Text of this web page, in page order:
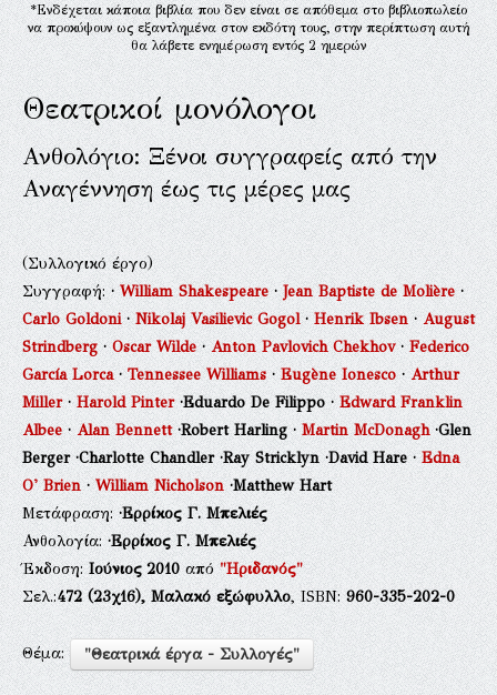
*Ενδέχεται κάποια βιβλία που δεν είναι σε απόθεμα στο βιβλιοπωλείο
να προκύψουν ως εξαντλημένα στον εκδότη τους, στην περίπτωση αυτή
θα λάβετε ενημέρωση εντός 2 ημερών
Θεατρικοί μονόλογοι
Ανθολόγιο: Ξένοι συγγραφείς από την
Αναγέννηση έως τις μέρες μας
(Συλλογικό έργο)
Συγγραφή:·William Shakespeare·Jean Baptiste de Molière·
Carlo Goldoni·Nikolaj Vasilievic Gogol·Henrik Ibsen·August
Strindberg·Oscar Wilde·Anton Pavlovich Chekhov·Federico
García Lorca·Tennessee Williams·Eugène Ionesco·Arthur
Miller·Harold Pinter·Eduardo De Filippo·Edward Franklin
Albee·Alan Bennett·Robert Harling·Martin McDonagh·Glen
Berger·Charlotte Chandler·Ray Stricklyn·David Hare·Edna
O' Brien·William Nicholson·Matthew Hart
Μετάφραση:·Ερρίκος Γ. Μπελιές
Ανθολογία:·Ερρίκος Γ. Μπελιές
Έκδοση:Ιούνιος 2010από"Ηριδανός"
Σελ.:472(23χ16), Μαλακό εξώφυλλο, ISBN:960-335-202-0
Θέμα: "Θεατρικά έργα - Συλλογές"